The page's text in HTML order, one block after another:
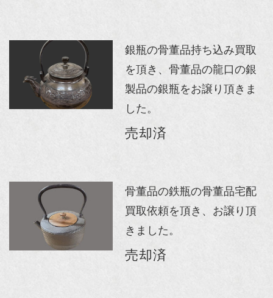
銀瓶の骨董品持ち込み買取
を頂き、骨董品の龍口の銀
製品の銀瓶をお譲り頂きま
した。
売却済
骨董品の鉄瓶の骨董品宅配
買取依頼を頂き、お譲り頂
きました。
売却済